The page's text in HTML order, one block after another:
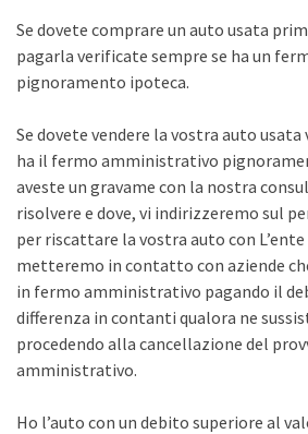
Se dovete comprare un auto usata
pagarla verificate sempre se ha un
pignoramento ipoteca.
Se dovete vendere la vostra auto
ha il fermo amministrativo
aveste un gravame con la nostra
risolvere e dove, vi indirizzeremo sul
per riscattare la vostra auto con
metteremo in contatto con aziende
in fermo amministrativo pagando il
differenza in contanti qualora ne
procedendo alla cancellazione del
amministrativo.
Ho l’auto con un debito superiore al